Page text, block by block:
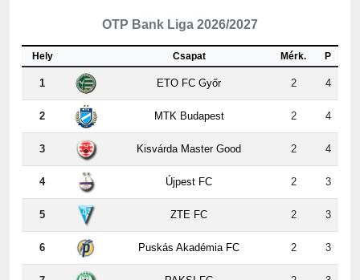
OTP Bank Liga 2026/2027
Hely Csapat Mérk. P
1 ETO FC Győr 2 4
2 MTK Budapest 2 4
3 Kisvárda Master Good 2 4
4 Újpest FC 2 3
5 ZTE FC 2 3
6 Puskás Akadémia FC 2 3